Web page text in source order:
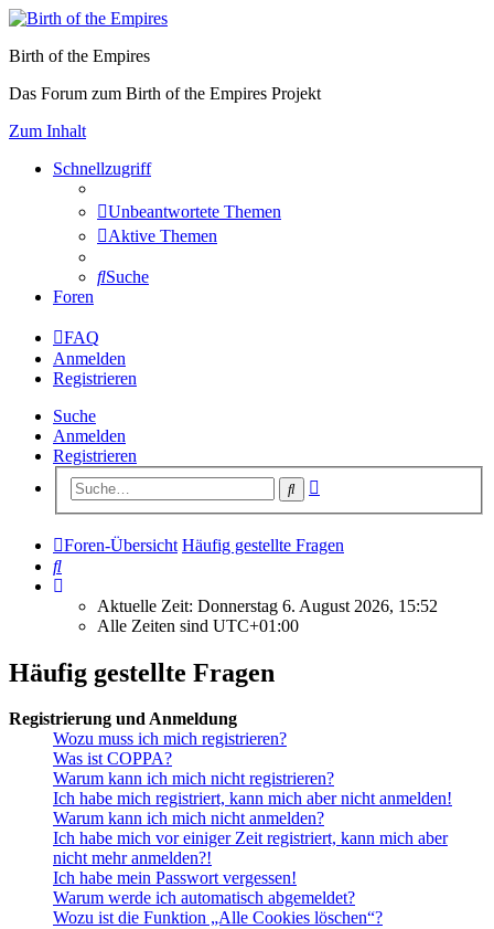
Birth of the Empires
Das Forum zum Birth of the Empires Projekt
Zum Inhalt
Schnellzugriff
Unbeantwortete Themen
Aktive Themen
Suche
Foren
FAQ
Anmelden
Registrieren
Suche
Anmelden
Registrieren
Suche
Foren-Übersicht Häufig gestellte Fragen
Suche
Aktuelle Zeit: Donnerstag 6. August 2026, 15:52
Alle Zeiten sind UTC+01:00
Häufig gestellte Fragen
Registrierung und Anmeldung
Wozu muss ich mich registrieren?
Was ist COPPA?
Warum kann ich mich nicht registrieren?
Ich habe mich registriert, kann mich aber nicht anmelden!
Warum kann ich mich nicht anmelden?
Ich habe mich vor einiger Zeit registriert, kann mich aber
nicht mehr anmelden?!
Ich habe mein Passwort vergessen!
Warum werde ich automatisch abgemeldet?
Wozu ist die Funktion „Alle Cookies löschen“?